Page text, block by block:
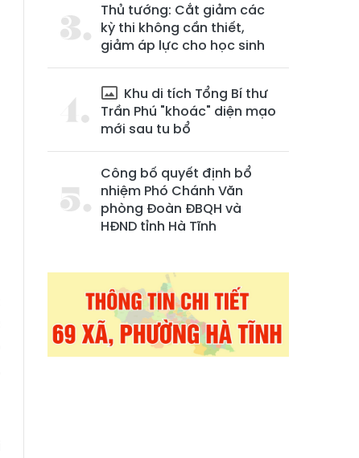
Thủ tướng: Cắt giảm các
kỳ thi không cần thiết,
giảm áp lực cho học sinh
Khu di tích Tổng Bí thư
Trần Phú "khoác" diện mạo
mới sau tu bổ
Công bố quyết định bổ
nhiệm Phó Chánh Văn
phòng Đoàn ĐBQH và
HĐND tỉnh Hà Tĩnh